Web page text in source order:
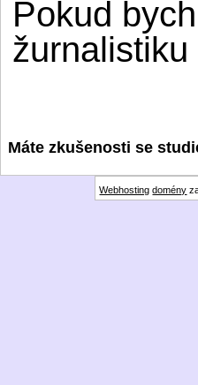
Pokud
Máte zkušenosti se
Webhosting domény